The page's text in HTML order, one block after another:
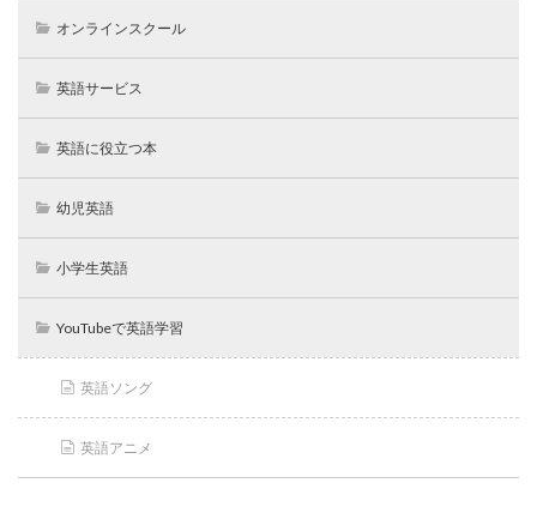
オンラインスクール
英語サービス
英語に役立つ本
幼児英語
小学生英語
YouTubeで英語学習
英語ソング
英語アニメ